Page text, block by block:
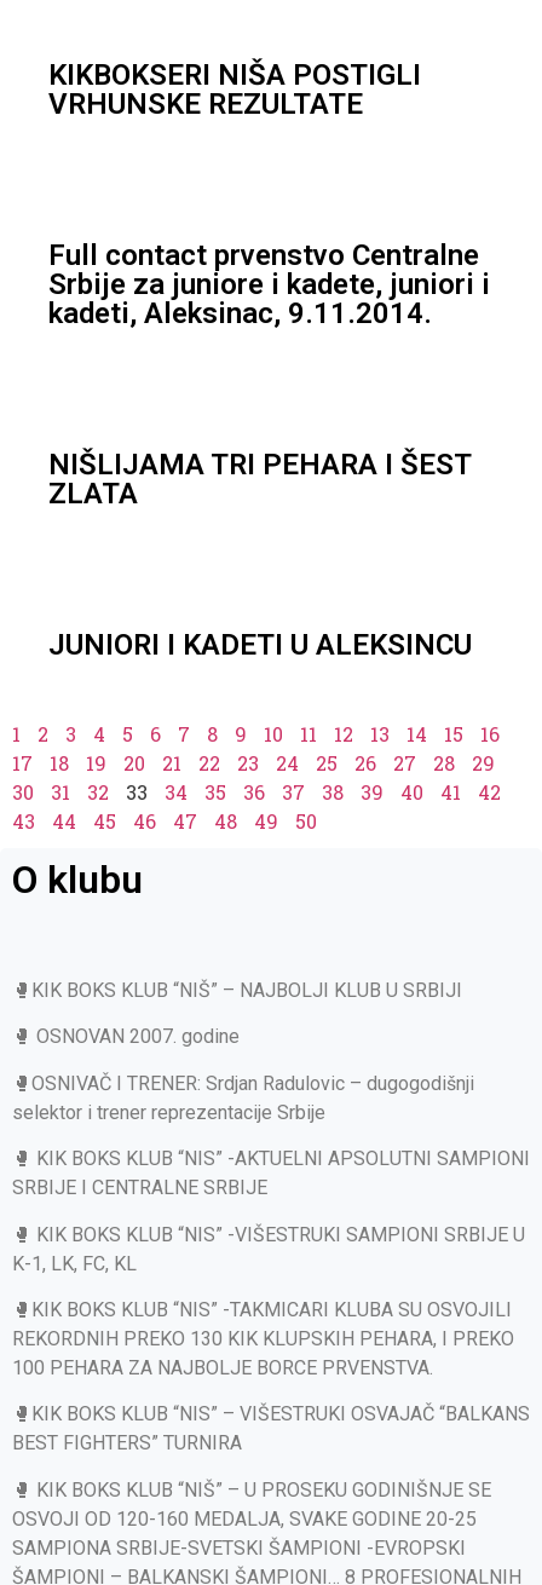
KIKBOKSERI NIŠA POSTIGLI
VRHUNSKE REZULTATE
Full contact prvenstvo Centralne
Srbije za juniore i kadete, juniori i
kadeti, Aleksinac, 9.11.2014.
NIŠLIJAMA TRI PEHARA I ŠEST
ZLATA
JUNIORI I KADETI U ALEKSINCU
1 2 3 4 5 6 7 8 9 10 11 12 13 14 15
16
17
18 19 20 21 22 23 24 25 26 27 28
29
30
31 32 33 34 35 36 37 38 39 40 41
42
43
44 45 46 47 48 49 50
O klubu
🥊KIK BOKS KLUB “NIŠ” – NAJBOLJI KLUB U SRBIJI
🥊 OSNOVAN 2007. godine
🥊OSNIVAČ I TRENER: Srdjan Radulovic – dugogodišnji
selektor i trener reprezentacije Srbije
🥊 KIK BOKS KLUB “NIS” -AKTUELNI APSOLUTNI SAMPIONI
SRBIJE I CENTRALNE SRBIJE
🥊 KIK BOKS KLUB “NIS” -VIŠESTRUKI SAMPIONI SRBIJE U
K-1, LK, FC, KL
🥊KIK BOKS KLUB “NIS” -TAKMICARI KLUBA SU OSVOJILI
REKORDNIH PREKO 130 KIK KLUPSKIH PEHARA, I PREKO
100 PEHARA ZA NAJBOLJE BORCE PRVENSTVA.
🥊KIK BOKS KLUB “NIS” – VIŠESTRUKI OSVAJAČ “BALKANS
BEST FIGHTERS” TURNIRA
🥊 KIK BOKS KLUB “NIŠ” – U PROSEKU GODINIŠNJE SE
OSVOJI OD 120-160 MEDALJA, SVAKE GODINE 20-25
SAMPIONA SRBIJE-SVETSKI ŠAMPIONI -EVROPSKI
ŠAMPIONI – BALKANSKI ŠAMPIONI… 8 PROFESIONALNIH